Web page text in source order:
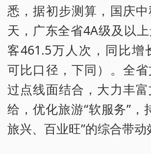
悉，据初步测算，国庆
天，广东全省4A级及以
客461.5万人次，同比增
可比口径，下同）。全
过点线面结合，大力丰
给，优化旅游“软服务”，
旅兴、百业旺”的综合带动